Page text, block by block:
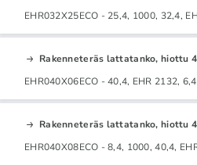
EHR032X25ECO - 25,4, 1000, 32,4,
Rakenneteräs lattatanko, hiottu
EHR040X06ECO - 40,4, EHR 2132,
Rakenneteräs lattatanko, hiottu
EHR040X08ECO - 8,4, 1000, 40,4,